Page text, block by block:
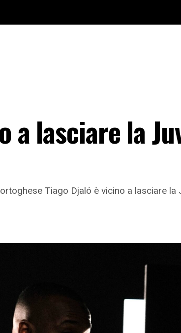
a lasciare la
Tiago Djaló è vicino a lasciare la